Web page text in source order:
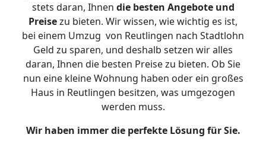
stets daran, Ihnen die besten Angebote und
Preisezu bieten. Wir wissen, wie wichtig es ist,
bei einem Umzug von Reutlingen nach Stadtlohn
Geld zu sparen, und deshalb setzen wir alles
daran, Ihnen die besten Preise zu bieten. Ob Sie
nun eine kleine Wohnung haben oder ein großes
Haus in Reutlingen besitzen, was umgezogen
werden muss.
Wir haben immer die perfekte Lösung für Sie.